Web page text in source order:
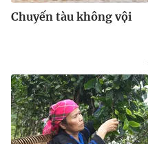
Chuyến tàu không vội